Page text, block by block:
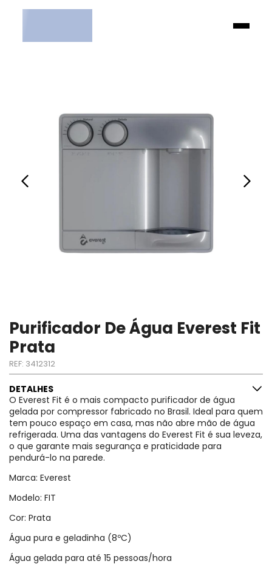
Purificador De Água Everest Fit
Prata
REF: 3412312
DETALHES
O Everest Fit é o mais compacto purificador de água
gelada por compressor fabricado no Brasil. Ideal para quem
tem pouco espaço em casa, mas não abre mão de água
refrigerada. Uma das vantagens do Everest Fit é sua leveza,
o que garante mais segurança e praticidade para
pendurá-lo na parede.
Marca: Everest
Modelo: FIT
Cor: Prata
Água pura e geladinha (8ºC)
Água gelada para até 15 pessoas/hora